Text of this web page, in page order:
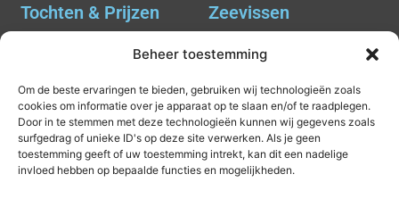
Beheer toestemming
Om de beste ervaringen te bieden, gebruiken wij technologieën zoals
cookies om informatie over je apparaat op te slaan en/of te raadplegen.
Door in te stemmen met deze technologieën kunnen wij gegevens zoals
surfgedrag of unieke ID's op deze site verwerken. Als je geen
toestemming geeft of uw toestemming intrekt, kan dit een nadelige
invloed hebben op bepaalde functies en mogelijkheden.
Tochten & Prijzen
& Tong
Avondvissen Makreel
Combi Zomerwrak en
Makreel
Zeevissen
Tochten & Prijzen
Scheepsinfo
Contact